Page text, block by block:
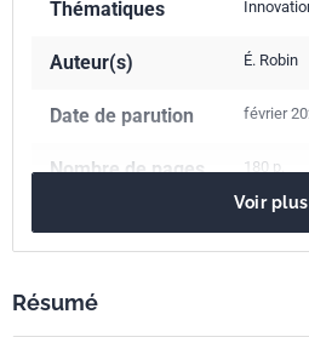
Thématiques
Auteur(s) É. Robin
Date de parution février
Nombre de pages 180 p.
Voir plus
Résumé